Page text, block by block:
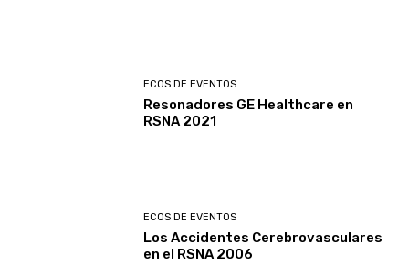
ECOS DE EVENTOS
Resonadores GE Healthcare en
RSNA 2021
ECOS DE EVENTOS
Los Accidentes Cerebrovasculares
en el RSNA 2006